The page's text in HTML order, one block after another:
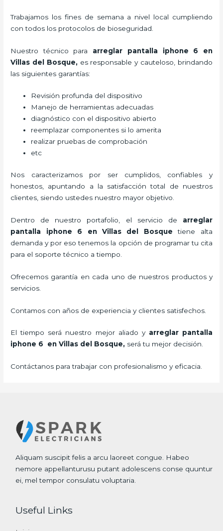
Trabajamos los fines de semana a nivel local cumpliendo
con todos los protocolos de bioseguridad.
Nuestro técnico para arreglar pantalla iphone 6 en
Villas del Bosque, es responsable y cauteloso, brindando
las siguientes garantías:
Revisión profunda del dispositivo
Manejo de herramientas adecuadas
diagnóstico con el dispositivo abierto
reemplazar componentes si lo amerita
realizar pruebas de comprobación
etc
Nos caracterizamos por ser cumplidos, confiables y
honestos, apuntando a la satisfacción total de nuestros
clientes, siendo ustedes nuestro mayor objetivo.
Dentro de nuestro portafolio, el servicio de arreglar
pantalla iphone 6 en Villas del Bosque tiene alta
demanda y por eso tenemos la opción de programar tu cita
para el soporte técnico a tiempo.
Ofrecemos garantía en cada uno de nuestros productos y
servicios.
Contamos con años de experiencia y clientes satisfechos.
El tiempo será nuestro mejor aliado y arreglar pantalla
iphone 6 en Villas del Bosque, será tu mejor decisión.
Contáctanos para trabajar con profesionalismo y eficacia.
Aliquam suscipit felis a arcu laoreet congue. Habeo
nemore appellanturusu putant adolescens conse quuntur
ei, mel tempor consulatu voluptaria.
Useful Links